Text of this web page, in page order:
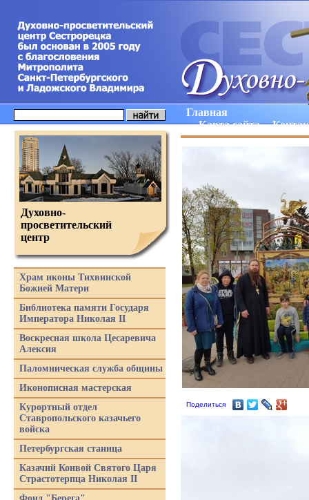
Главная
Карта сайта
Поделиться
Духовно-
просветительский
центр
Храм иконы Тихвинской
Божией Матери
Библиотека памяти Государя
Императора Николая II
Воскресная школа Цесаревича
Алексия
Паломническая служба общины
Иконописная мастерская
Курортный отдел
Ставропольского казачьего
войска
Петербургская станица
Казачий Конвой Святого Царя
Страстотерпца Николая II